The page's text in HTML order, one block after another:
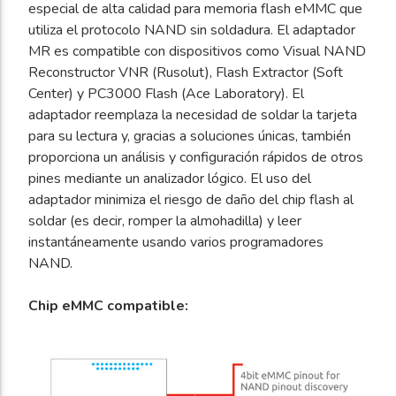
especial de alta calidad para memoria flash eMMC que
utiliza el protocolo NAND sin soldadura. El adaptador
MR es compatible con dispositivos como Visual NAND
Reconstructor VNR (Rusolut), Flash Extractor (Soft
Center) y PC3000 Flash (Ace Laboratory). El
adaptador reemplaza la necesidad de soldar la tarjeta
para su lectura y, gracias a soluciones únicas, también
proporciona un análisis y configuración rápidos de otros
pines mediante un analizador lógico. El uso del
adaptador minimiza el riesgo de daño del chip flash al
soldar (es decir, romper la almohadilla) y leer
instantáneamente usando varios programadores
NAND.
Chip eMMC compatible: